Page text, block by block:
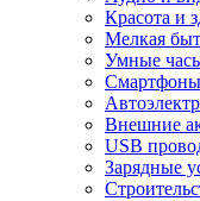
Красота и
Мелкая
Умные
Внешние
USB
Зарядные